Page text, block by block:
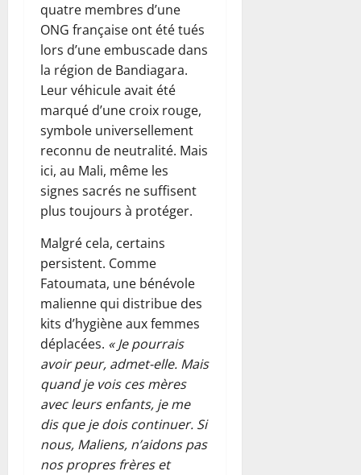
quatre membres d’une
ONG française ont été tués
lors d’une embuscade dans
la région de Bandiagara.
Leur véhicule avait été
marqué d’une croix rouge,
symbole universellement
reconnu de neutralité. Mais
ici, au Mali, même les
signes sacrés ne suffisent
plus toujours à protéger.
Malgré cela, certains
persistent. Comme
Fatoumata, une bénévole
malienne qui distribue des
kits d’hygiène aux femmes
déplacées. « Je pourrais
avoir peur, admet-elle. Mais
quand je vois ces mères
avec leurs enfants, je me
dis que je dois continuer. Si
nous, Maliens, n’aidons pas
nos propres frères et